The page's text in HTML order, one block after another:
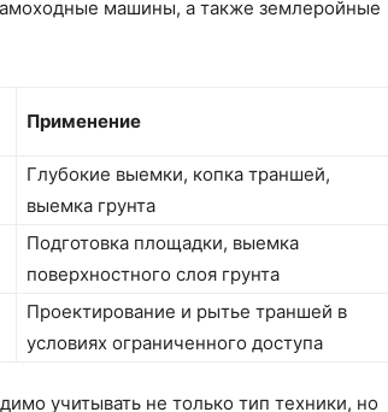
машины, а также землеройные
Применение
Глубокие выемки, копка траншей,
выемка грунта
Подготовка площадки, выемка
поверхностного слоя грунта
Проектирование и рытье траншей в
условиях ограниченного доступа
учитывать не только тип техники, но